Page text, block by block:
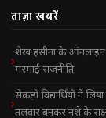
ताज़ा खबरें
शेख हसीना के ऑनलाइन
गरमाई राजनीति
सैकड़ों विद्यार्थियों ने
तलवार बनकर नशे के